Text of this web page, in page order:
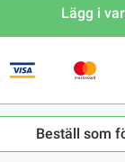
Lägg i
Beställ som